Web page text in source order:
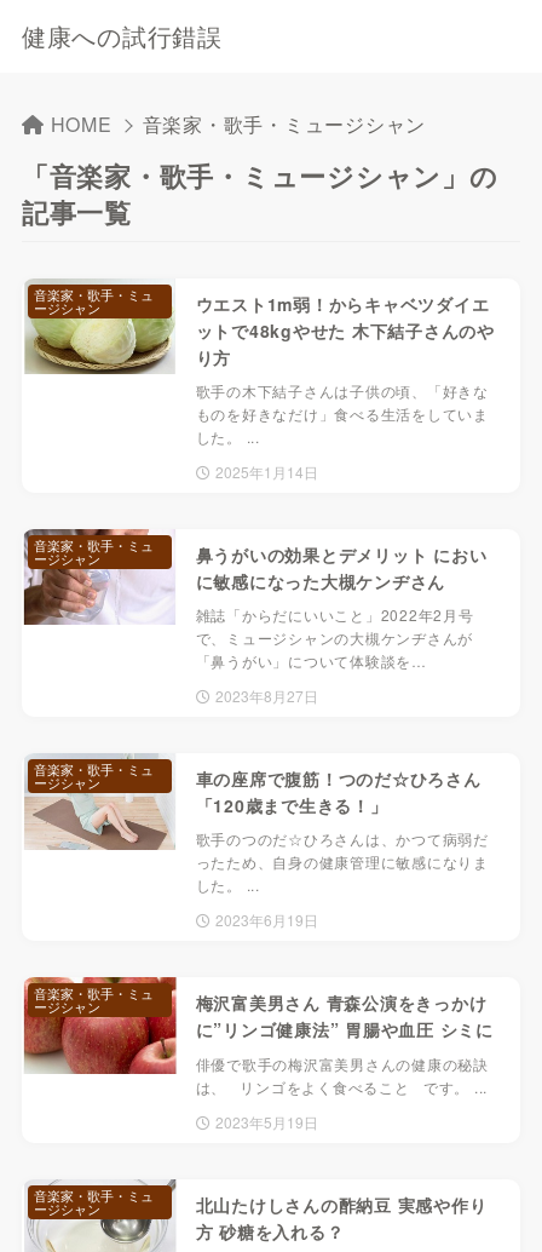
健康への試行錯誤
HOME 音楽家・歌手・ミュージシャン
「音楽家・歌手・ミュージシャン」の
記事一覧
ウエスト1m弱！からキャベツダイエ
ットで48kgやせた 木下結子さんのや
り方
歌手の木下結子さんは子供の頃、「好きな
ものを好きなだけ」食べる生活をしていま
した。 ...
2025年1月14日
音楽家・歌手・ミュ
ージシャン
鼻うがいの効果とデメリット におい
に敏感になった大槻ケンヂさん
雑誌「からだにいいこと」2022年2月号
で、ミュージシャンの大槻ケンヂさんが
「鼻うがい」について体験談を…
2023年8月27日
音楽家・歌手・ミュ
ージシャン
車の座席で腹筋！つのだ☆ひろさん
「120歳まで生きる！」
歌手のつのだ☆ひろさんは、かつて病弱だ
ったため、自身の健康管理に敏感になりま
した。 ...
2023年6月19日
音楽家・歌手・ミュ
ージシャン
梅沢富美男さん 青森公演をきっかけ
に”リンゴ健康法” 胃腸や血圧 シミに
俳優で歌手の梅沢富美男さんの健康の秘訣
は、 リンゴをよく食べること です。 ...
2023年5月19日
音楽家・歌手・ミュ
ージシャン
北山たけしさんの酢納豆 実感や作り
方 砂糖を入れる？
音楽家・歌手・ミュ
ージシャン